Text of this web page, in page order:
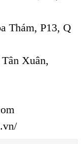
Thám, P13, Q
Xuân,